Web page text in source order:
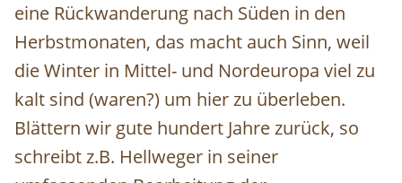
eine Rückwanderung nach Süden in den
Herbstmonaten, das macht auch Sinn, weil
die Winter in Mittel- und Nordeuropa viel zu
kalt sind (waren?) um hier zu überleben.
Blättern wir gute hundert Jahre zurück, so
schreibt z.B. Hellweger in seiner